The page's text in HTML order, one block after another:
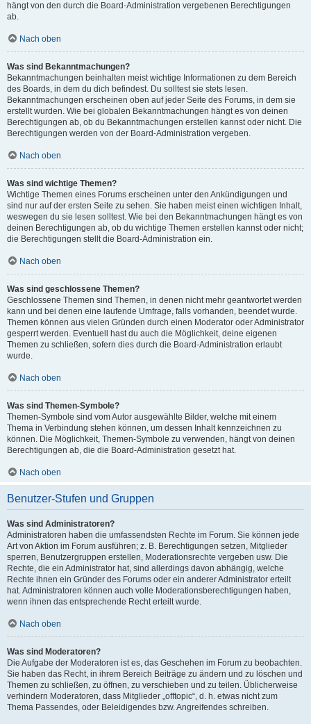
hängt von den durch die Board-Administration vergebenen Berechtigungen
ab.
Nach oben
Was sind Bekanntmachungen?
Bekanntmachungen beinhalten meist wichtige Informationen zu dem Bereich
des Boards, in dem du dich befindest. Du solltest sie stets lesen.
Bekanntmachungen erscheinen oben auf jeder Seite des Forums, in dem sie
erstellt wurden. Wie bei globalen Bekanntmachungen hängt es von deinen
Berechtigungen ab, ob du Bekanntmachungen erstellen kannst oder nicht. Die
Berechtigungen werden von der Board-Administration vergeben.
Nach oben
Was sind wichtige Themen?
Wichtige Themen eines Forums erscheinen unter den Ankündigungen und
sind nur auf der ersten Seite zu sehen. Sie haben meist einen wichtigen Inhalt,
weswegen du sie lesen solltest. Wie bei den Bekanntmachungen hängt es von
deinen Berechtigungen ab, ob du wichtige Themen erstellen kannst oder nicht;
die Berechtigungen stellt die Board-Administration ein.
Nach oben
Was sind geschlossene Themen?
Geschlossene Themen sind Themen, in denen nicht mehr geantwortet werden
kann und bei denen eine laufende Umfrage, falls vorhanden, beendet wurde.
Themen können aus vielen Gründen durch einen Moderator oder Administrator
gesperrt werden. Eventuell hast du auch die Möglichkeit, deine eigenen
Themen zu schließen, sofern dies durch die Board-Administration erlaubt
wurde.
Nach oben
Was sind Themen-Symbole?
Themen-Symbole sind vom Autor ausgewählte Bilder, welche mit einem
Thema in Verbindung stehen können, um dessen Inhalt kennzeichnen zu
können. Die Möglichkeit, Themen-Symbole zu verwenden, hängt von deinen
Berechtigungen ab, die die Board-Administration gesetzt hat.
Nach oben
Benutzer-Stufen und Gruppen
Was sind Administratoren?
Administratoren haben die umfassendsten Rechte im Forum. Sie können jede
Art von Aktion im Forum ausführen; z. B. Berechtigungen setzen, Mitglieder
sperren, Benutzergruppen erstellen, Moderationsrechte vergeben usw. Die
Rechte, die ein Administrator hat, sind allerdings davon abhängig, welche
Rechte ihnen ein Gründer des Forums oder ein anderer Administrator erteilt
hat. Administratoren können auch volle Moderationsberechtigungen haben,
wenn ihnen das entsprechende Recht erteilt wurde.
Nach oben
Was sind Moderatoren?
Die Aufgabe der Moderatoren ist es, das Geschehen im Forum zu beobachten.
Sie haben das Recht, in ihrem Bereich Beiträge zu ändern und zu löschen und
Themen zu schließen, zu öffnen, zu verschieben und zu teilen. Üblicherweise
verhindern Moderatoren, dass Mitglieder „offtopic“, d. h. etwas nicht zum
Thema Passendes, oder Beleidigendes bzw. Angreifendes schreiben.